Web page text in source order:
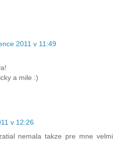
2011 v 11:49
a mile :)
v 12:26
nemala takze pre mne velmi